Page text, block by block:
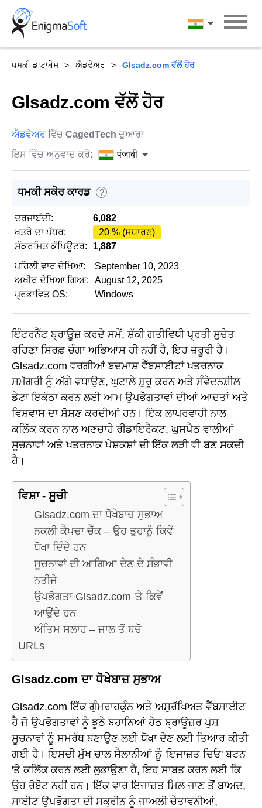
Skip
content
पंजाबी
ਧਮਕੀ ਡਾਟਾਬੇਸ ਐਡਵੇਅਰ Glsadz.com ਵੱਲੋਂ ਹੋਰ
Glsadz.com ਵੱਲੋਂ ਹੋਰ
ਐਡਵੇਅਰ ਵਿੱਚ CagedTech ਦੁਆਰਾ
ਇਸ ਵਿੱਚ ਅਨੁਵਾਦ ਕਰੋ:
पंजाबी
ਧਮਕੀ ਸਕੋਰ ਕਾਰਡ ?
ਦਰਜਾਬੰਦੀ:
6,082
ਖਤਰੇ ਦਾ ਪੱਧਰ:
20 % (ਸਧਾਰਣ)
ਸੰਕਰਮਿਤ ਕੰਪਿਊਟਰ:
1,887
ਪਹਿਲੀ ਵਾਰ ਦੇਖਿਆ:
September 10, 2023
ਅਖੀਰ ਦੇਖਿਆ ਗਿਆ:
August 12, 2025
ਪ੍ਰਭਾਵਿਤ OS:
Windows
ਇੰਟਰਨੈੱਟ ਬ੍ਰਾਊਜ਼ ਕਰਦੇ ਸਮੇਂ, ਸ਼ੱਕੀ ਗਤੀਵਿਧੀ ਪ੍ਰਤੀ ਸੁਚੇਤ
ਰਹਿਣਾ ਸਿਰਫ਼ ਚੰਗਾ ਅਭਿਆਸ ਹੀ ਨਹੀਂ ਹੈ, ਇਹ ਜ਼ਰੂਰੀ ਹੈ।
Glsadz.com ਵਰਗੀਆਂ ਬਦਮਾਸ਼ ਵੈੱਬਸਾਈਟਾਂ ਖਤਰਨਾਕ
ਸਮੱਗਰੀ ਨੂੰ ਅੱਗੇ ਵਧਾਉਣ, ਘੁਟਾਲੇ ਸ਼ੁਰੂ ਕਰਨ ਅਤੇ ਸੰਵੇਦਨਸ਼ੀਲ
ਡੇਟਾ ਇਕੱਠਾ ਕਰਨ ਲਈ ਆਮ ਉਪਭੋਗਤਾਵਾਂ ਦੀਆਂ ਆਦਤਾਂ ਅਤੇ
ਵਿਸ਼ਵਾਸ ਦਾ ਸ਼ੋਸ਼ਣ ਕਰਦੀਆਂ ਹਨ। ਇੱਕ ਲਾਪਰਵਾਹੀ ਨਾਲ
ਕਲਿੱਕ ਕਰਨ ਨਾਲ ਅਣਚਾਹੇ ਰੀਡਾਇਰੈਕਟ, ਘੁਸਪੈਠ ਵਾਲੀਆਂ
ਸੂਚਨਾਵਾਂ ਅਤੇ ਖਤਰਨਾਕ ਪੇਸ਼ਕਸ਼ਾਂ ਦੀ ਇੱਕ ਲੜੀ ਵੀ ਬਣ ਸਕਦੀ
ਹੈ।
ਵਿਸ਼ਾ - ਸੂਚੀ
Glsadz.com ਦਾ ਧੋਖੇਬਾਜ਼ ਸੁਭਾਅ
ਨਕਲੀ ਕੈਪਚਾ ਚੈੱਕ – ਉਹ ਤੁਹਾਨੂੰ ਕਿਵੇਂ
ਧੋਖਾ ਦਿੰਦੇ ਹਨ
ਸੂਚਨਾਵਾਂ ਦੀ ਆਗਿਆ ਦੇਣ ਦੇ ਸੰਭਾਵੀ
ਨਤੀਜੇ
ਉਪਭੋਗਤਾ Glsadz.com 'ਤੇ ਕਿਵੇਂ
ਆਉਂਦੇ ਹਨ
ਅੰਤਿਮ ਸਲਾਹ – ਜਾਲ ਤੋਂ ਬਚੋ
URLs
Glsadz.com ਦਾ ਧੋਖੇਬਾਜ਼ ਸੁਭਾਅ
Glsadz.com ਇੱਕ ਗੁੰਮਰਾਹਕੁੰਨ ਅਤੇ ਅਸੁਰੱਖਿਅਤ ਵੈੱਬਸਾਈਟ
ਹੈ ਜੋ ਉਪਭੋਗਤਾਵਾਂ ਨੂੰ ਝੂਠੇ ਬਹਾਨਿਆਂ ਹੇਠ ਬ੍ਰਾਊਜ਼ਰ ਪੁਸ਼
ਸੂਚਨਾਵਾਂ ਨੂੰ ਸਮਰੱਥ ਬਣਾਉਣ ਲਈ ਧੋਖਾ ਦੇਣ ਲਈ ਤਿਆਰ ਕੀਤੀ
ਗਈ ਹੈ। ਇਸਦੀ ਮੁੱਖ ਚਾਲ ਸੈਲਾਨੀਆਂ ਨੂੰ 'ਇਜਾਜ਼ਤ ਦਿਓ' ਬਟਨ
'ਤੇ ਕਲਿੱਕ ਕਰਨ ਲਈ ਲੁਭਾਉਣਾ ਹੈ, ਇਹ ਸਾਬਤ ਕਰਨ ਲਈ ਕਿ
ਉਹ ਰੋਬੋਟ ਨਹੀਂ ਹਨ। ਇੱਕ ਵਾਰ ਇਜਾਜ਼ਤ ਮਿਲ ਜਾਣ ਤੋਂ ਬਾਅਦ,
ਸਾਈਟ ਉਪਭੋਗਤਾ ਦੀ ਸਕ੍ਰੀਨ ਨੂੰ ਜਾਅਲੀ ਚੇਤਾਵਨੀਆਂ,